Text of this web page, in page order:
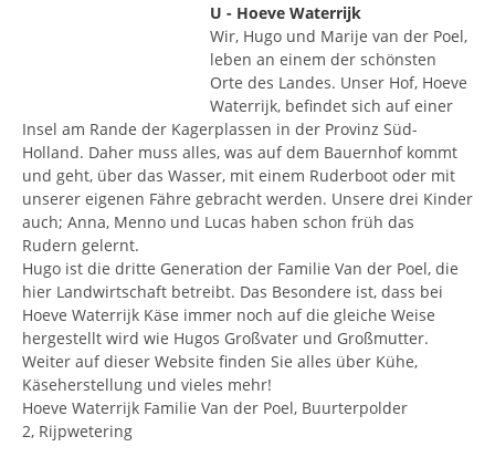
U - Hoeve Waterrijk
Wir, Hugo und Marije van der Poel,
leben an einem der schönsten
Orte des Landes. Unser Hof, Hoeve
Waterrijk, befindet sich auf einer
Insel am Rande der Kagerplassen in der Provinz Süd-
Holland. Daher muss alles, was auf dem Bauernhof kommt
und geht, über das Wasser, mit einem Ruderboot oder mit
unserer eigenen Fähre gebracht werden. Unsere drei Kinder
auch; Anna, Menno und Lucas haben schon früh das
Rudern gelernt.
Hugo ist die dritte Generation der Familie Van der Poel, die
hier Landwirtschaft betreibt. Das Besondere ist, dass bei
Hoeve Waterrijk Käse immer noch auf die gleiche Weise
hergestellt wird wie Hugos Großvater und Großmutter.
Weiter auf dieser Website finden Sie alles über Kühe,
Käseherstellung und vieles mehr!
Hoeve Waterrijk Familie Van der Poel, Buurterpolder
2, Rijpwetering